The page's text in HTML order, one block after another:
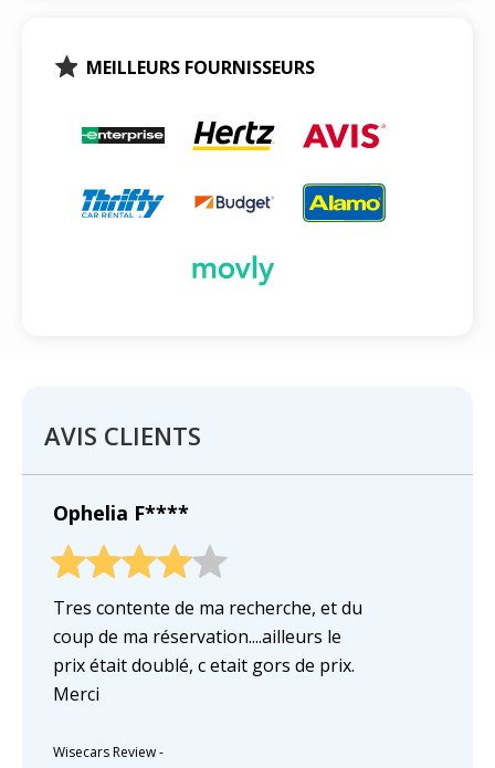
MEILLEURS FOURNISSEURS
AVIS CLIENTS
Ophelia F****
Tres contente de ma recherche, et du
coup de ma réservation....ailleurs le
prix était doublé, c etait gors de prix.
Merci
Wisecars Review-